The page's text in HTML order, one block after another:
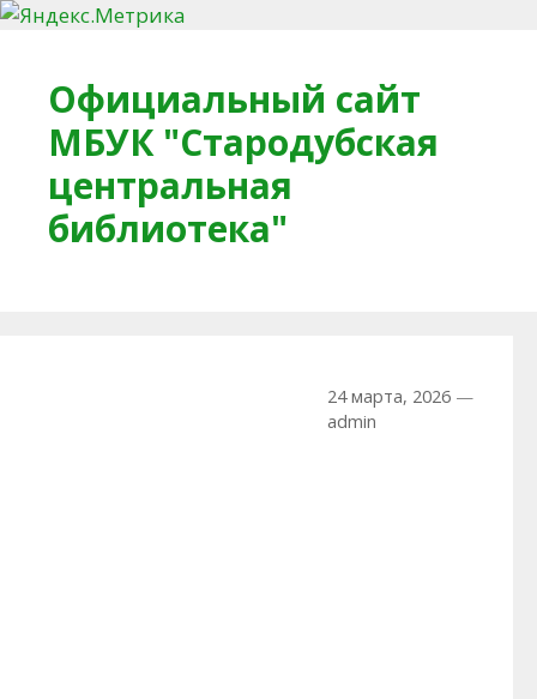
Официальный сайт
МБУК "Стародубская
центральная
библиотека"
24 марта, 2026 —
admin